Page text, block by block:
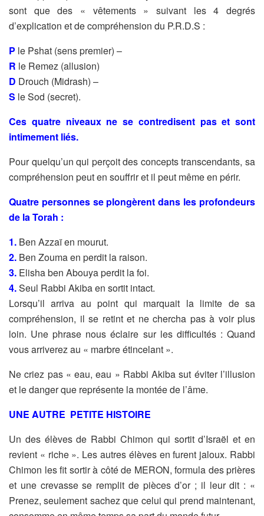
sont que des « vêtements » suivant les 4 degrés
d’explication et de compréhension du P.R.D.S :
P le Pshat (sens premier) –
R le Remez (allusion)
D Drouch (Midrash) –
S le Sod (secret).
Ces quatre niveaux ne se contredisent pas et sont
intimement liés.
Pour quelqu’un qui perçoit des concepts transcendants, sa
compréhension peut en souffrir et il peut même en périr.
Quatre personnes se plongèrent dans les profondeurs
de la Torah :
1. Ben Azzaï en mourut.
2. Ben Zouma en perdit la raison.
3. Elisha ben Abouya perdit la foi.
4.Seul Rabbi Akiba en sortit intact.
Lorsqu’il arriva au point qui marquait la limite de sa
compréhension, il se retint et ne chercha pas à voir plus
loin. Une phrase nous éclaire sur les difficultés : Quand
vous arriverez au « marbre étincelant ».
Ne criez pas « eau, eau » Rabbi Akiba sut éviter l’illusion
et ledanger que représente la montée de l’âme.
UNE AUTRE PETITE HISTOIRE
Un des élèves de Rabbi Chimon qui sortit d’Israël et en
revient « riche ». Les autres élèves en furent jaloux. Rabbi
Chimon les fit sortir à côté de MERON, formula des prières
et une crevasse se remplit de pièces d’or ; il leur dit : «
Prenez, seulement sachez que celui qui prend maintenant,